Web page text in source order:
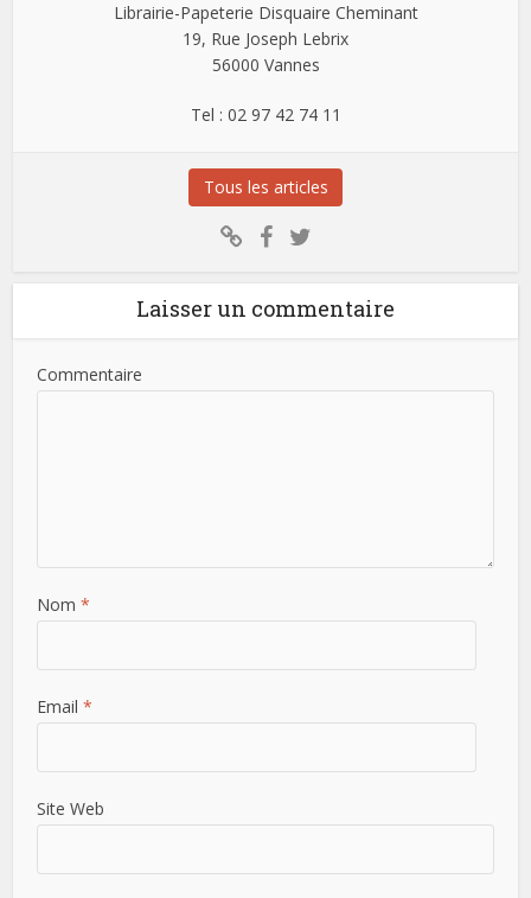
Librairie-Papeterie Disquaire Cheminant
19, Rue Joseph Lebrix
56000 Vannes
Tel : 02 97 42 74 11
Tous les articles
Laisser un commentaire
Commentaire
Nom *
Email *
Site Web